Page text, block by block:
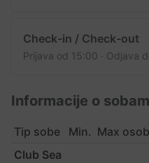
Check-in / Check-out
Prijava od 15:00 · Odjava
Informacije o
Tip sobe Min. Max
Club Sea